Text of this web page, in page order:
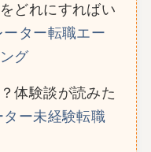
どれにすればい
ター転職エー
グ
体験談が読みた
ー未経験転職